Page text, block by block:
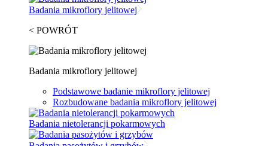
Badania mikroflory jelitowej
< POWRÓT
Badania mikroflory jelitowej
Podstawowe badanie mikroflory jelitowej
Rozbudowane badania mikroflory jelitowej
Badania nietolerancji pokarmowych